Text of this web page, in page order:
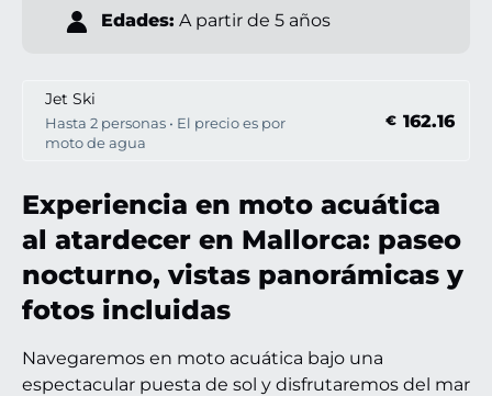
Edades: A partir de 5 años
Jet Ski
Hasta 2 personas • El precio es por
moto de agua
€ 162.16
Experiencia en moto acuática
al atardecer en Mallorca: paseo
nocturno, vistas panorámicas y
fotos incluidas
Navegaremos en moto acuática bajo una
espectacular puesta de sol y disfrutaremos del mar